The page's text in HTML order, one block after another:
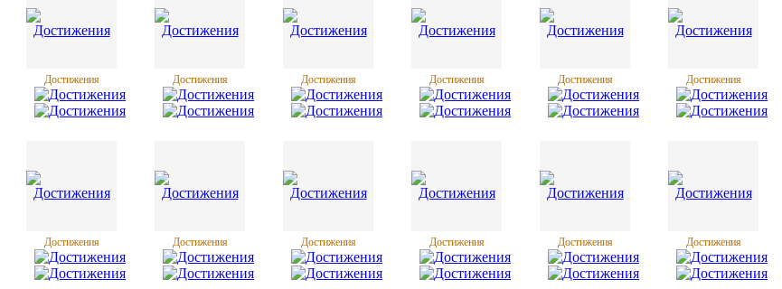
Достижения Достижения Достижения Достижения Достижения Достижения
Достижения Достижения Достижения Достижения Достижения Достижения